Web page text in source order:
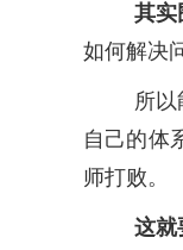
其实
如何解决
所
自己的体
师打败。
这就